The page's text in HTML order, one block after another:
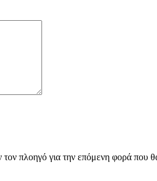
πλοηγό για την επόμενη φορά που